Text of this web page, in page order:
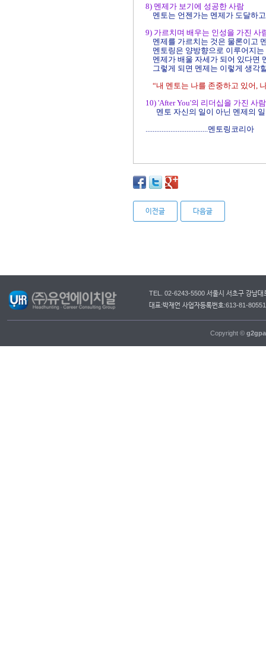
8) 멘제가 보기에 성공한 사람
멘토는 언젠가는 멘제가 도달하
9) 가르치며 배우는 인성을 가진 사
멘제를 가르치는 것은 물론이고
멘토링은 양방향으로 이루어지는
멘제가 배울 자세가 되어 있다면
그렇게 되면 멘제는 이렇게 생각
“내 멘토는 나를 존중하고 있어,
10) 'After You'의 리더십을 가진 사람
멘토 자신의 일이 아닌 멘제의
...................................멘토링코리아
이전글 다음글
TEL. 02-6243-5500 서울시 서초구 강남대
대표:박재언 사업자등록번호:613-81-
Copyright ©